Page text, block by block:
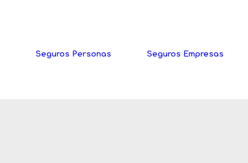
Seguros Personas Seguros Empresas